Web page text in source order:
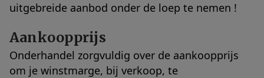
uitgebreide aanbod onder de loep te nemen !
Aankoopprijs
Onderhandel zorgvuldig over de aankoopprijs
om je winstmarge, bij verkoop, te